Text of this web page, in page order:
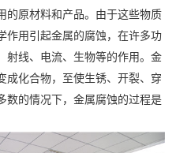
的原材料和产品。由于这些物质
作用引起金属的腐蚀，在许多功
射线、电流、生物等的作用。金
成化合物，至使生锈、开裂、穿
数的情况下，金属腐蚀的过程是